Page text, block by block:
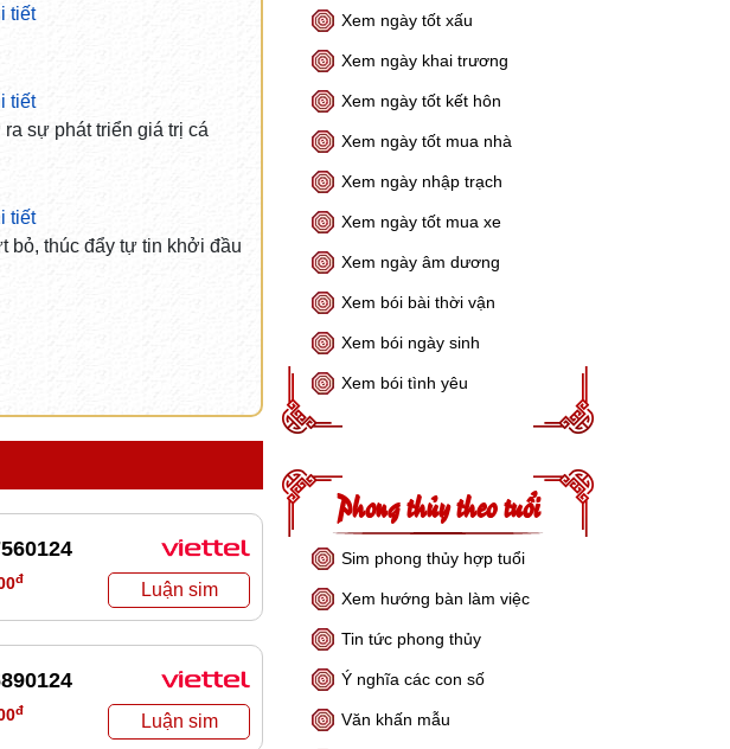
tiết
tiết
sự phát triển giá trị cá
tiết
bỏ, thúc đẩy tự tin khởi đầu
đ
đ
Xem ngày tốt xấu
Xem ngày khai trương
Xem ngày tốt kết hôn
Xem ngày tốt mua nhà
Xem ngày nhập trạch
Xem ngày tốt mua xe
Xem ngày âm dương
Xem bói bài thời vận
Xem bói ngày sinh
Xem bói tình yêu
Phong thủy theo tuổi
Sim phong thủy hợp tuổi
Xem hướng bàn làm việc
Tin tức phong thủy
Ý nghĩa các con số
Văn khấn mẫu